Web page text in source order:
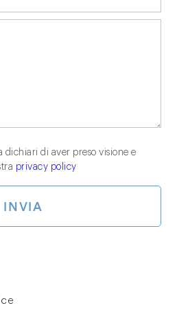
dichiari di aver preso visione e
privacy policy